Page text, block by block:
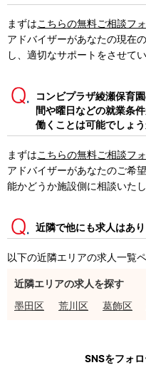
まずはこちらの無料ご相談フ
アドバイザーがあなたの現在
し、適切なサポートをさせて
コンビプラザ綾瀬保育
間や曜日などの就業条
働くことは可能でしょう
まずはこちらの無料ご相談フ
アドバイザーがあなたのご希
能かどうか施設側に相談いたし
近隣で他にも求人はあ
以下の近隣エリアの求人一覧
近隣エリアの求人を探す
墨田区
荒川区 葛飾区
SNSをフォ